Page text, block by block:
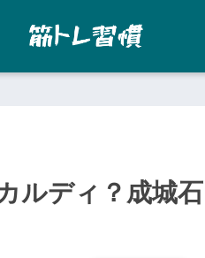
ルディ？成城石